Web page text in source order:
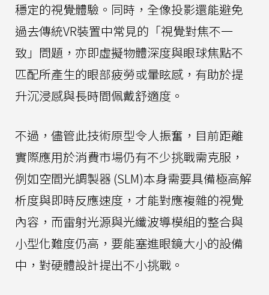
穩定的視覺體驗。同時，全像投影還能避免
過去傳統VR裝置中常見的「視覺對焦不一
致」問題，亦即虛擬物體深度與眼球焦點不
匹配所產生的眼部疲勞或暈眩感，有助於提
升沉浸感與長時間佩戴舒適度。
不過，儘管此技術原型令人振奮，目前距離
實際應用於消費市場仍有不少挑戰需克服，
例如空間光調製器 (SLM)本身需要具備極高解
析度與即時反應速度，才能對應複雜的視覺
內容，而雷射光源與光纖波導模組的整合與
小型化難度仍高，要能塞進眼鏡大小的設備
中，對硬體設計提出不小挑戰。